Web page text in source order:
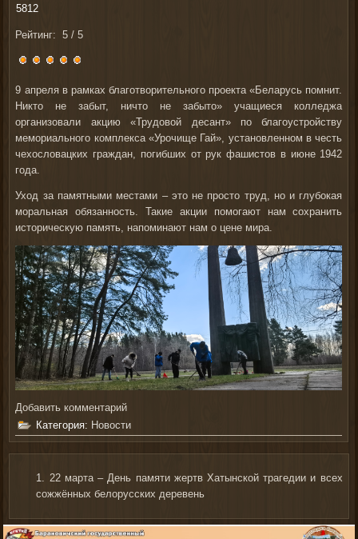
5812
Рейтинг:5 /5
9 апреляв рамках благотворительного проекта «Беларусь помнит.
Никто не забыт, ничто не забыто» учащиеся колледжа
организовали акцию «Трудовой десант» по благоустройству
мемориального комплекса «Урочище Гай», установленном в честь
чехословацких граждан, погибших от рук фашистов в июне 1942
года.
Уход за памятными местами – это не просто труд, но и глубокая
моральная обязанность. Такие акции помогают нам сохранить
историческую память, напоминают нам о цене мира.
Добавить комментарий
Категория: Новости
22 марта – День памяти жертв Хатынской трагедии и всех
сожжённых белорусских деревень